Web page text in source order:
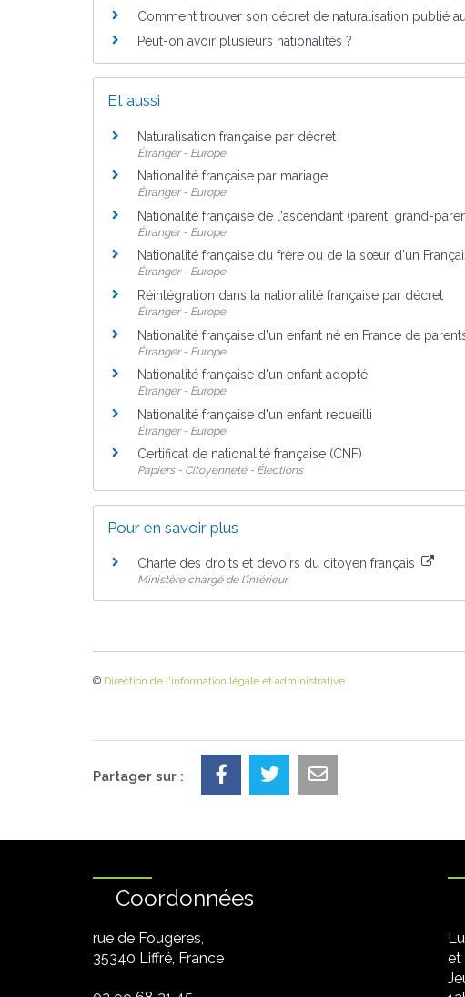
Comment trouver son décret de naturalisation publié
Peut-on avoir plusieurs nationalités ?
Et aussi
Naturalisation française par décret
Étranger - Europe
Nationalité française par mariage
Étranger - Europe
Nationalité française de l'ascendant (parent, grand-
Étranger - Europe
Nationalité française du frère ou de la sœur d'un
Étranger - Europe
Réintégration dans la nationalité française par décret
Étranger - Europe
Nationalité française d'un enfant né en France de
Étranger - Europe
Nationalité française d'un enfant adopté
Étranger - Europe
Nationalité française d'un enfant recueilli
Étranger - Europe
Certificat de nationalité française (CNF)
Papiers - Citoyenneté - Élections
Pour en savoir plus
Charte des droits et devoirs du citoyen français
Ministère chargé de l'intérieur
© Direction de l'information légale et administrative
Partager sur :
Coordonnées
rue de Fougères,
35340 Liffré, France
et